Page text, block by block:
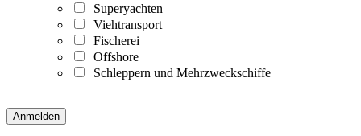
Superyachten
Viehtransport
Fischerei
Offshore
Schleppern und Mehrzweckschiffe